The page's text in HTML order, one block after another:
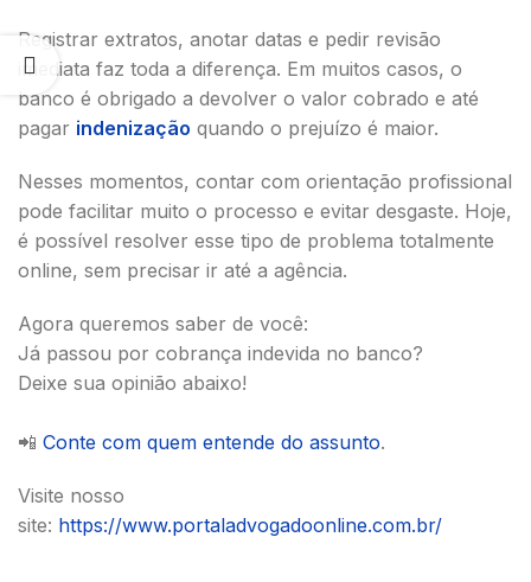
Registrar extratos, anotar datas e pedir revisão
imediata faz toda a diferença. Em muitos casos, o
banco é obrigado a devolver o valor cobrado e até
pagar indenização quando o prejuízo é maior.
Nesses momentos, contar com orientação profissional
pode facilitar muito o processo e evitar desgaste. Hoje,
é possível resolver esse tipo de problema totalmente
online, sem precisar ir até a agência.
Agora queremos saber de você:
Já passou por cobrança indevida no banco?
Deixe sua opinião abaixo!
📲 Conte com quem entende do assunto.
Visite nosso
site: https://www.portaladvogadoonline.com.br/